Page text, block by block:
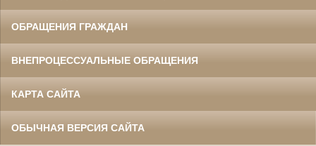
ОБРАЩЕНИЯ ГРАЖДАН
ВНЕПРОЦЕССУАЛЬНЫЕ ОБРАЩЕНИЯ
КАРТА САЙТА
ОБЫЧНАЯ ВЕРСИЯ САЙТА